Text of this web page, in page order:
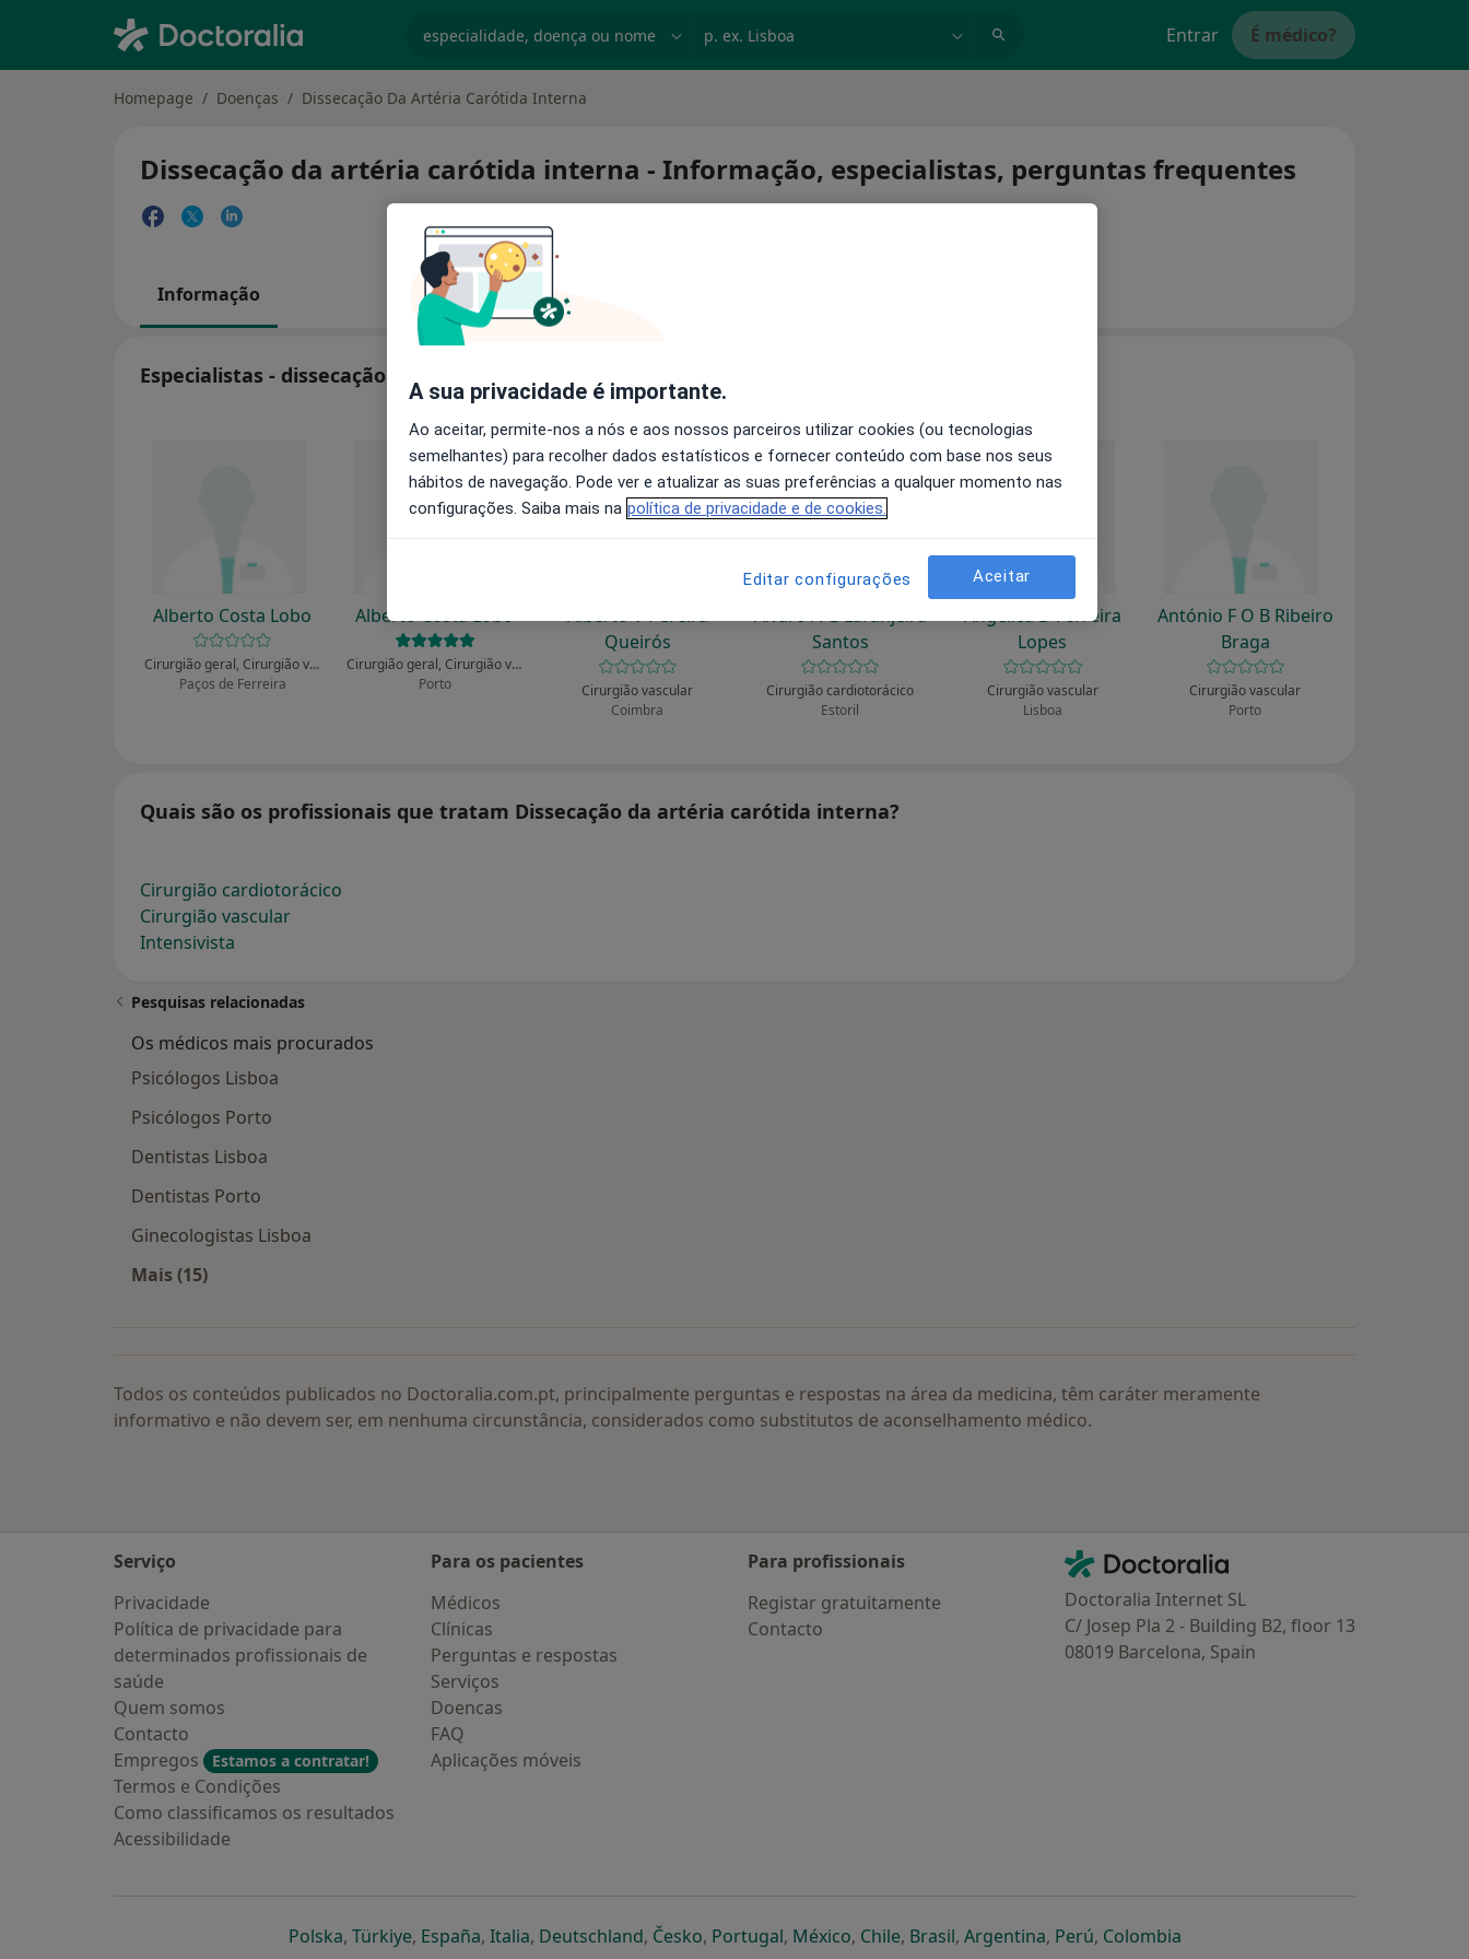
Entrar É médico?
Homepage Doenças Dissecação Da Artéria Carótida Interna
Dissecação da artéria carótida interna - Informação, especialistas, perguntas frequentes
Informação
Especialistas - dissecação da artéria carótida interna
Alberto Costa Lobo
Cirurgião geral, Cirurgião vascular
Paços de Ferreira
Alberto Costa Lobo
Cirurgião geral, Cirurgião vascular
Porto
Alberto V Pereira
Queirós
Cirurgião vascular
Coimbra
Álvaro A G Laranjeira
Santos
Cirurgião cardiotorácico
Estoril
Angélica D Ferreira
Lopes
Cirurgião vascular
Lisboa
António F O B Ribeiro
Braga
Cirurgião vascular
Porto
Quais são os profissionais que tratam Dissecação da artéria carótida interna?
Cirurgião cardiotorácico
Cirurgião vascular
Intensivista
Pesquisas relacionadas
Os médicos mais procurados
Psicólogos Lisboa
Psicólogos Porto
Dentistas Lisboa
Dentistas Porto
Ginecologistas Lisboa
Mais (15)
Todos os conteúdos publicados no Doctoralia.com.pt, principalmente perguntas e respostas na área da medicina, têm caráter meramente
informativo e não devem ser, em nenhuma circunstância, considerados como substitutos de aconselhamento médico.
Serviço
Privacidade
Política de privacidade para
determinados profissionais de
saúde
Quem somos
Contacto
Empregos
Estamos a contratar!
Termos e Condições
Como classificamos os resultados
Acessibilidade
Para os pacientes
Médicos
Clínicas
Perguntas e respostas
Serviços
Doencas
FAQ
Aplicações móveis
Para profissionais
Registar gratuitamente
Contacto
Contacto
Doctoralia - Homepage
Doctoralia Internet SL
C/ Josep Pla 2 - Building B2, floor 13
08019 Barcelona, Spain
Polskaabre num novo separador
, Türkiyeabre num novo separador
, Españaabre num novo separador
, Italiaabre num novo separador
, Deutschlandabre num novo separador
, Českoabre num novo separador
, Portugalabre num novo separador
, Méxicoabre num novo separador
, Chileabre num novo separador
, Brasilabre num novo separador
, Argentinaabre num novo separador
, Perúabre num novo separador
, Colombiaabre num novo separador
A sua privacidade é importante.
Ao aceitar, permite-nos a nós e aos nossos parceiros utilizar cookies (ou tecnologias
semelhantes) para recolher dados estatísticos e fornecer conteúdo com base nos seus
hábitos de navegação. Pode ver e atualizar as suas preferências a qualquer momento nas
configurações. Saiba mais na política de privacidade e de cookies.
Editar configurações Aceitar